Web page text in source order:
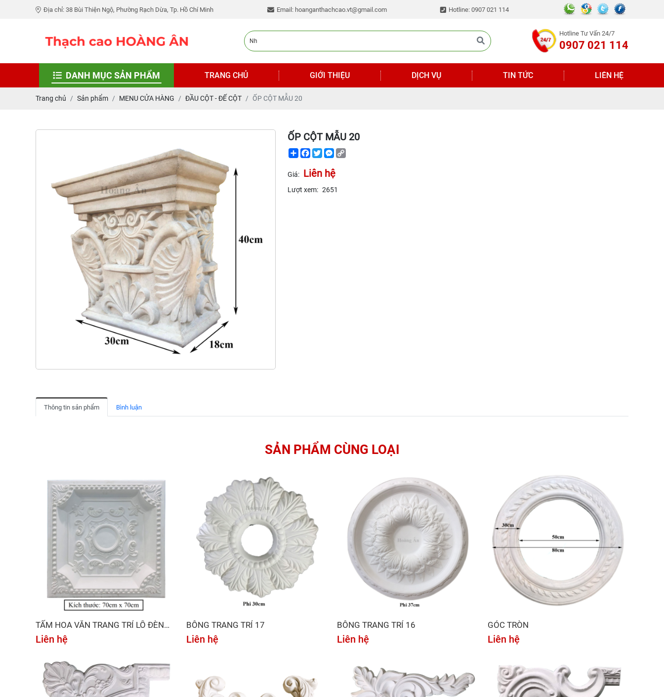
Địa chỉ: 38 Bùi Thiện Ngộ, Phường Rạch Dừa, Tp. Hồ Chí Minh Email: hoanganthachcao.vt@gmail.com Hotline: 0907 021 114
Hotline Tư Vấn 24/7
0907 021 114
DANH MỤC SẢN PHẨM TRANG CHỦ GIỚI THIỆU DỊCH VỤ TIN TỨC LIÊN HỆ
Trang chủ Sản phẩm MENU CỬA HÀNG ĐẦU CỘT - ĐẾ CỘT ỐP CỘT MẪU 20
ỐP CỘT MẪU 20
ShareFacebook
TwitterMessenger
Giá: Liên hệ
Lượt xem: 2651
Thông tin sản phẩm Bình luận
SẢN PHẨM CÙNG LOẠI
TẤM HOA VĂN TRANG TRÍ LỖ ĐÈN
LED 02
Liên hệ
BÔNG TRANG TRÍ 17
Liên hệ
BÔNG TRANG TRÍ 16
Liên hệ
GÓC TRÒN
Liên hệ